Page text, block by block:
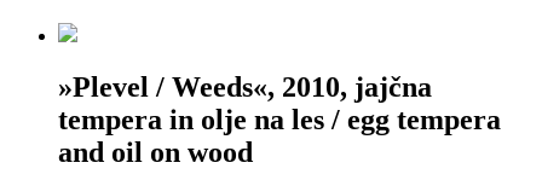
»Plevel / Weeds«, 2010, jajčna
tempera in olje na les / egg tempera
and oil on wood